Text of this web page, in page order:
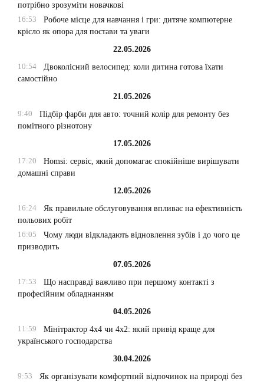
потрібно зрозуміти новачкові
16:53
Робоче місце для навчання і гри: дитяче компютерне
крісло як опора для постави та уваги
22.05.2026
10:54
Двоколісний велосипед: коли дитина готова їхати
самостійно
21.05.2026
9:40
Підбір фарби для авто: точний колір для ремонту без
помітного різнотону
17.05.2026
17:20
Homsi: сервіс, який допомагає спокійніше вирішувати
домашні справи
12.05.2026
16:24
Як правильне обслуговування впливає на ефективність
польових робіт
16:05
Чому люди відкладають відновлення зубів і до чого це
призводить
07.05.2026
17:53
Що насправді важливо при першому контакті з
професійним обладнанням
04.05.2026
11:59
Мінітрактор 4х4 чи 4х2: який привід краще для
українського господарства
30.04.2026
9:53
Як організувати комфортний відпочинок на природі без